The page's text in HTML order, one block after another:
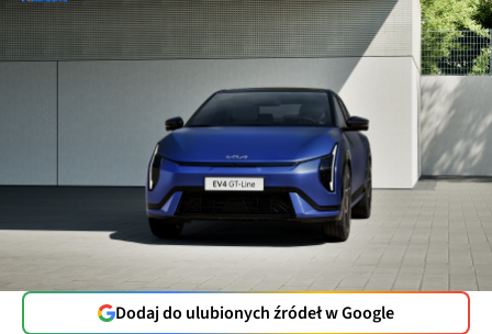
Dodaj do ulubionych źródeł w Google